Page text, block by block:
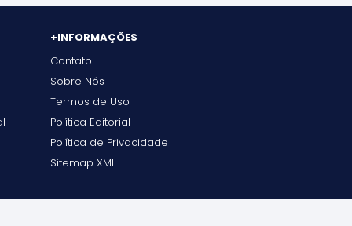
+INFORMAÇÕES
Contato
Sobre Nós
Termos de Uso
Política Editorial
Política de Privacidade
Sitemap XML